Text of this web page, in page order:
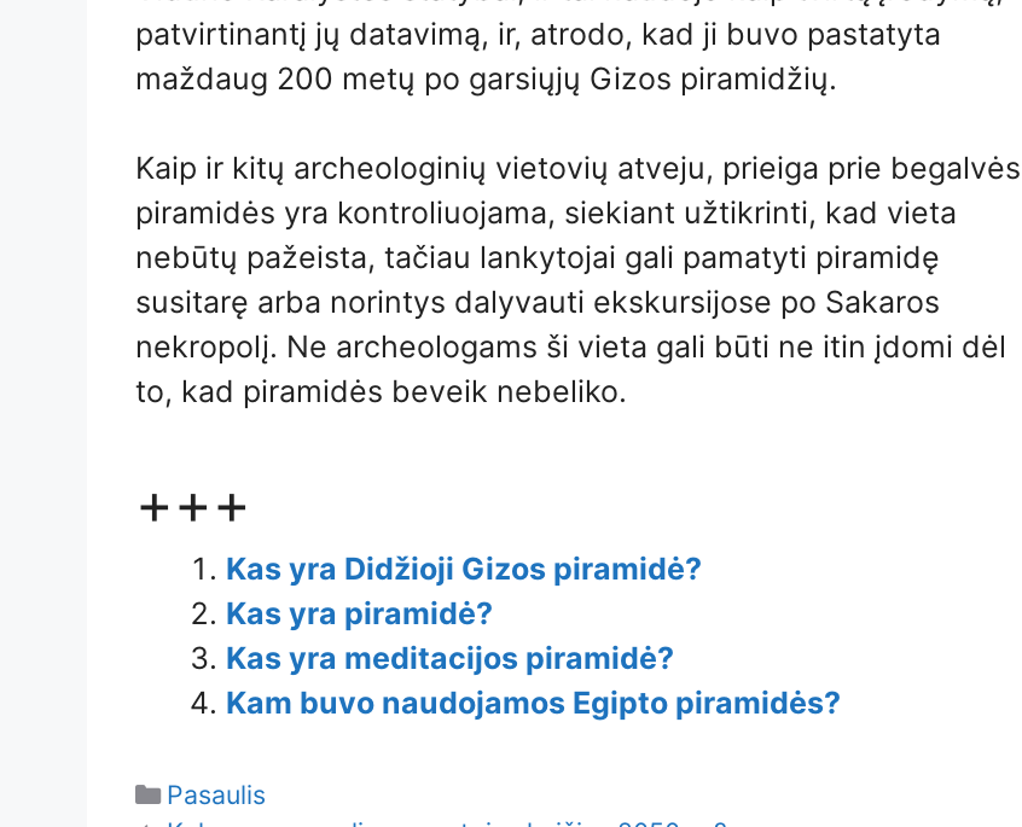
patvirtinantį jų datavimą, ir, atrodo, kad ji buvo pastatyta
maždaug 200 metų po garsiųjų Gizos piramidžių.
Kaip ir kitų archeologinių vietovių atveju, prieiga prie begalvės
piramidės yra kontroliuojama, siekiant užtikrinti, kad vieta
nebūtų pažeista, tačiau lankytojai gali pamatyti piramidę
susitarę arba norintys dalyvauti ekskursijose po Sakaros
nekropolį. Ne archeologams ši vieta gali būti ne itin įdomi dėl
to, kad piramidės beveik nebeliko.
+++
Kas yra Didžioji Gizos piramidė?
Kas yra piramidė?
Kas yra meditacijos piramidė?
Kam buvo naudojamos Egipto piramidės?
Categories
Pasaulis